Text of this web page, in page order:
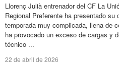
Llorenç Julià entrenador del CF La
Regional Preferente ha presentado su
temporada muy complicada, llena de
ha provocado un exceso de cargas y
técnico ...
22 de abril de 2026